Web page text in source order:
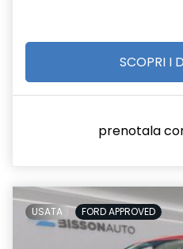
SCOPRI I
prenotala
USATA FORD APPROVED